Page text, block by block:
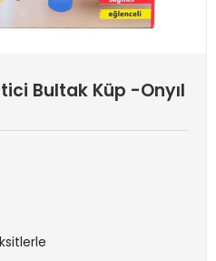
Bultak Küp -Onyıl